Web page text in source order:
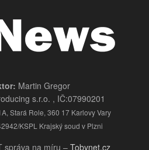
Martin Gregor
s.r.o. , IČ:07990201
Stará Role, 360 17 Karlovy Vary
KSPL Krajský soud v Plzni
správa na míru – Tobynet.cz